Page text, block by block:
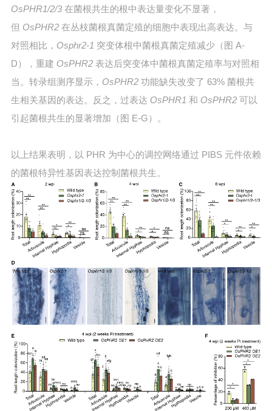
OsPHR1/2/3在菌根共生的根中表达量变化不显著，
但 OsPHR2在丛枝菌根真菌定殖的细胞中表现出高表达。与
对照相比， Osphr2-1 突变体根中菌根真菌定殖减少（图 A-
D），重建 OsPHR2表达后突变体中菌根真菌定殖率与对照相
当。转录组测序显示， OsPHR2 功能缺失改变了 63% 菌根共
生相关基因的表达。反之，过表达 OsPHR1 和 OsPHR2可以
引起菌根共生的显著增加（图 E-G）。
以上结果表明，以 PHR 为中心的调控网络通过 PIBS 元件依赖
的菌根特异性基因表达控制菌根共生。